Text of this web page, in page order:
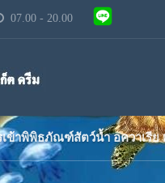
07.00 - 20.00
ข้าพิพิธภัณฑ์สัตว์น้ำ อควาเรีย